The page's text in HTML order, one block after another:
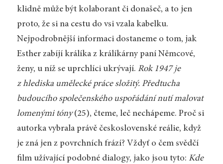
klidně může být kolaborant či donašeč, a to jen
proto, že si na cestu do vsi vzala kabelku.
Nejpodrobnější informaci dostaneme o tom, jak
Esther zabíjí králíka z králíkárny paní Němcové,
ženy, u níž se uprchlíci ukrývají. Rok 1947 je
z hlediska umělecké práce složitý. Předtucha
budoucího společenského uspořádání nutí malovat
lomenými tóny(25), čteme, leč nechápeme. Proč si
autorka vybrala právě československé reálie, když
je zná jen z povrchních frází? Vždyť o čem svědčí
film užívající podobné dialogy, jako jsou tyto: Kde